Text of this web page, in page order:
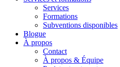
Services
Formations
Subventions disponibles
Blogue
À propos
Contact
À propos & Équipe